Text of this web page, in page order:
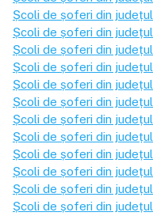
Școli de șoferi din județul
Școli de șoferi din județul
Școli de șoferi din județul
Școli de șoferi din județul
Școli de șoferi din județul
Școli de șoferi din județul
Școli de șoferi din județul
Școli de șoferi din județul
Școli de șoferi din județul
Școli de șoferi din județul
Școli de șoferi din județul
Școli de șoferi din județul